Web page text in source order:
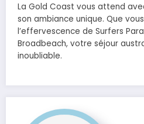
La Gold Coast vous attend
son ambiance unique. Que
l’effervescence de Surfers
Broadbeach, votre séjour
inoubliable.